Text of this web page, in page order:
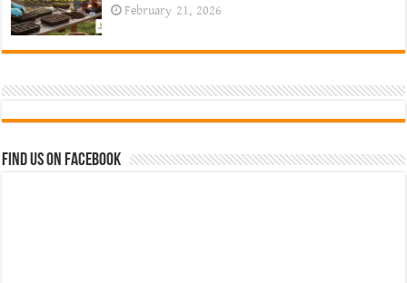
February 21, 2026
Find us on Facebook